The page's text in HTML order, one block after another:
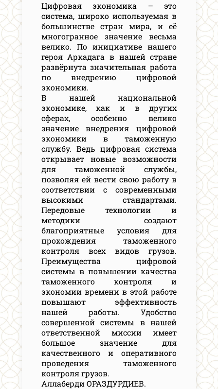
Цифровая экономика – это
система, широко используемая в
большинстве стран мира, и её
многогранное значение весьма
велико. По инициативе нашего
героя Аркадага в нашей стране
развёрнута значительная работа
по внедрению цифровой
экономики.
В нашей национальной
экономике, как и в других
сферах, особенно велико
значение внедрения цифровой
экономики в таможенную
службу. Ведь цифровая система
открывает новые возможности
для таможенной службы,
позволяя ей вести свою работу в
соответствии с современными
высокими стандартами.
Передовые технологии и
методики создают
благоприятные условия для
прохождения таможенного
контроля всех видов грузов.
Преимущества цифровой
системы в повышении качества
таможенного контроля и
экономии времени в этой работе
повышают эффективность
нашей работы. Удобство
совершенной системы в нашей
ответственной миссии имеет
большое значение для
качественного и оперативного
проведения таможенного
контроля грузов.
Аллаберди ОРАЗДУРДИЕВ.